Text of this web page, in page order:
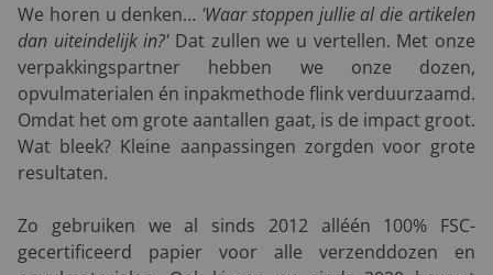
We horen u denken… 'Waar stoppen jullie al die artikelen
dan uiteindelijk in?'Dat zullen we u vertellen. Met onze
verpakkingspartner hebben we onze dozen,
opvulmaterialen én inpakmethode flink verduurzaamd.
Omdat het om grote aantallen gaat, is de impact groot.
Wat bleek? Kleine aanpassingen zorgden voor grote
resultaten.
Zo gebruiken we al sinds 2012 alléén 100% FSC-
gecertificeerd papier voor alle verzenddozen en